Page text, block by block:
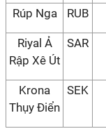
Rúp Nga RUB
Riyal Ả
Rập Xê Út
SAR
Krona
Thụy Điển
SEK